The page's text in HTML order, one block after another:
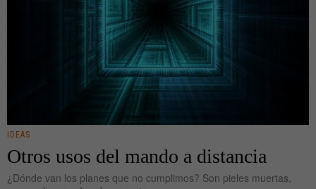
IDEAS
Otros usos del mando a distancia
¿Dónde van los planes que no cumplimos? Son pieles muertas,